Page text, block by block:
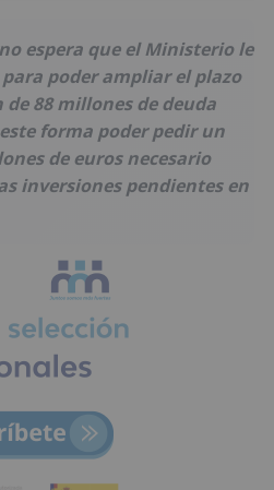
espera que el Ministerio le
poder ampliar el plazo
88 millones de deuda
forma poder pedir un
de euros necesario
inversiones pendientes en